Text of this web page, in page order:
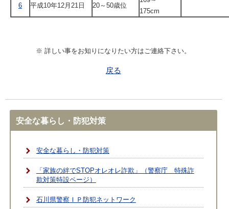
6 平成10年12月21日 20～50歳位
175cm
※ 詳しい事をお知りになりたい方はご連絡下さい。
戻る
安全な暮らし・防犯対策
安全な暮らし・防犯対策
「家族の絆でSTOPオレオレ詐欺」（警察庁 特殊詐
欺対策特設ページ）
石川県警察ＩＰ防犯ネットワーク